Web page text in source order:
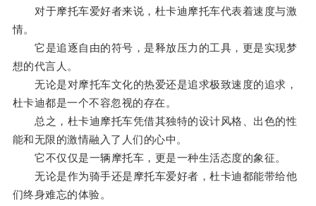
对于摩托车爱好者来说，杜卡迪摩托车代表着速度与激
情。
它是追逐自由的符号，是释放压力的工具，更是实现梦
想的代言人。
无论是对摩托车文化的热爱还是追求极致速度的追求，
杜卡迪都是一个不容忽视的存在。
总之，杜卡迪摩托车凭借其独特的设计风格、出色的性
能和无限的激情融入了人们的心中。
它不仅仅是一辆摩托车，更是一种生活态度的象征。
无论是作为骑手还是摩托车爱好者，杜卡迪都能带给他
们终身难忘的体验。